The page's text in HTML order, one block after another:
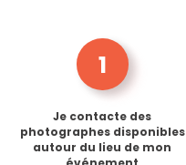
1
Je contacte des
photographes disponibles
autour du lieu de mon